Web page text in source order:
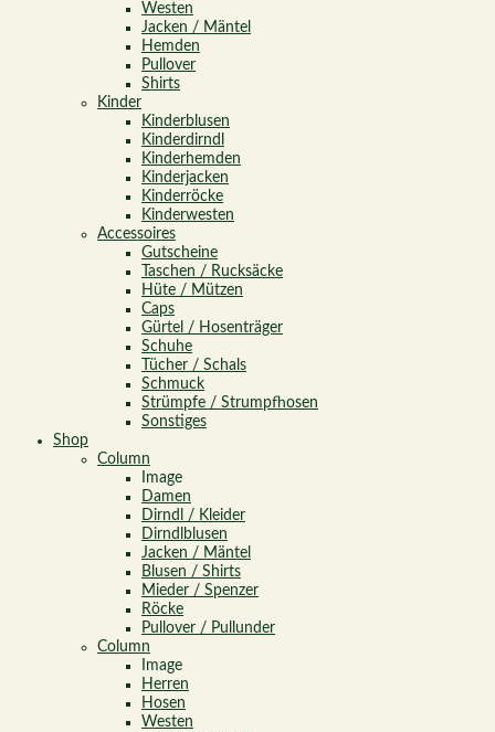
Westen
Jacken / Mäntel
Hemden
Pullover
Shirts
Kinder
Kinderblusen
Kinderdirndl
Kinderhemden
Kinderjacken
Kinderröcke
Kinderwesten
Accessoires
Gutscheine
Taschen / Rucksäcke
Hüte / Mützen
Caps
Gürtel / Hosenträger
Schuhe
Tücher / Schals
Schmuck
Strümpfe / Strumpfhosen
Sonstiges
Shop
Column
Image
Damen
Dirndl / Kleider
Dirndlblusen
Jacken / Mäntel
Blusen / Shirts
Mieder / Spenzer
Röcke
Pullover / Pullunder
Column
Image
Herren
Hosen
Westen